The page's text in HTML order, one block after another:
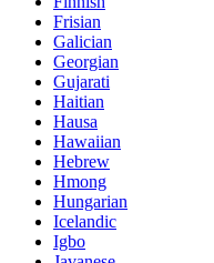
Frisian
Galician
Georgian
Gujarati
Haitian
Hausa
Hawaiian
Hebrew
Hmong
Hungarian
Icelandic
Igbo